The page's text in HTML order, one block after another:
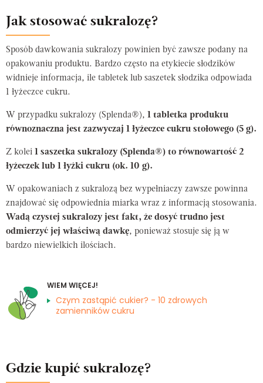
Jak stosować sukralozę?
Sposób dawkowania sukralozy powinien być zawsze podany na
opakowaniu produktu. Bardzo często na etykiecie słodzików
widnieje informacja, ile tabletek lub saszetek słodzika odpowiada
1 łyżeczce cukru.
W przypadku sukralozy (Splenda®), 1 tabletka produktu
równoznaczna jest zazwyczaj 1 łyżeczce cukru stołowego (5 g).
Z kolei 1 saszetka sukralozy (Splenda®) to równowartość 2
łyżeczek lub 1 łyżki cukru (ok. 10 g).
W opakowaniach z sukralozą bez wypełniaczy zawsze powinna
znajdować się odpowiednia miarka wraz z informacją stosowania.
Wadą czystej sukralozy jest fakt, że dosyć trudno jest
odmierzyć jej właściwą dawkę, ponieważ stosuje się ją w
bardzo niewielkich ilościach.
WIEM WIĘCEJ!
Czym zastąpić cukier? - 10 zdrowych
zamienników cukru
Gdzie kupić sukralozę?